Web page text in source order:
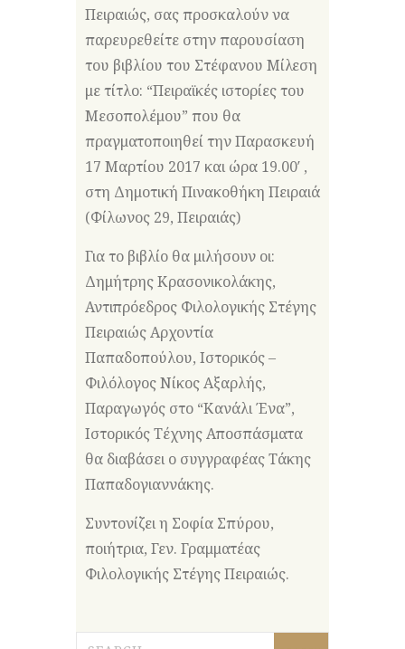
Πειραιώς, σας προσκαλούν να
παρευρεθείτε στην παρουσίαση
του βιβλίου του Στέφανου Μίλεση
με τίτλο: “Πειραϊκές ιστορίες του
Μεσοπολέμου” που θα
πραγματοποιηθεί την Παρασκευή
17 Μαρτίου 2017 και ώρα 19.00′ ,
στη Δημοτική Πινακοθήκη Πειραιά
(Φίλωνος 29, Πειραιάς)
Για το βιβλίο θα μιλήσουν οι:
Δημήτρης Κρασονικολάκης,
Αντιπρόεδρος Φιλολογικής Στέγης
Πειραιώς Αρχοντία
Παπαδοπούλου, Ιστορικός –
Φιλόλογος Νίκος Αξαρλής,
Παραγωγός στο “Κανάλι Ένα”,
Ιστορικός Τέχνης Αποσπάσματα
θα διαβάσει ο συγγραφέας Τάκης
Παπαδογιαννάκης.
Συντονίζει η Σοφία Σπύρου,
ποιήτρια, Γεν. Γραμματέας
Φιλολογικής Στέγης Πειραιώς.